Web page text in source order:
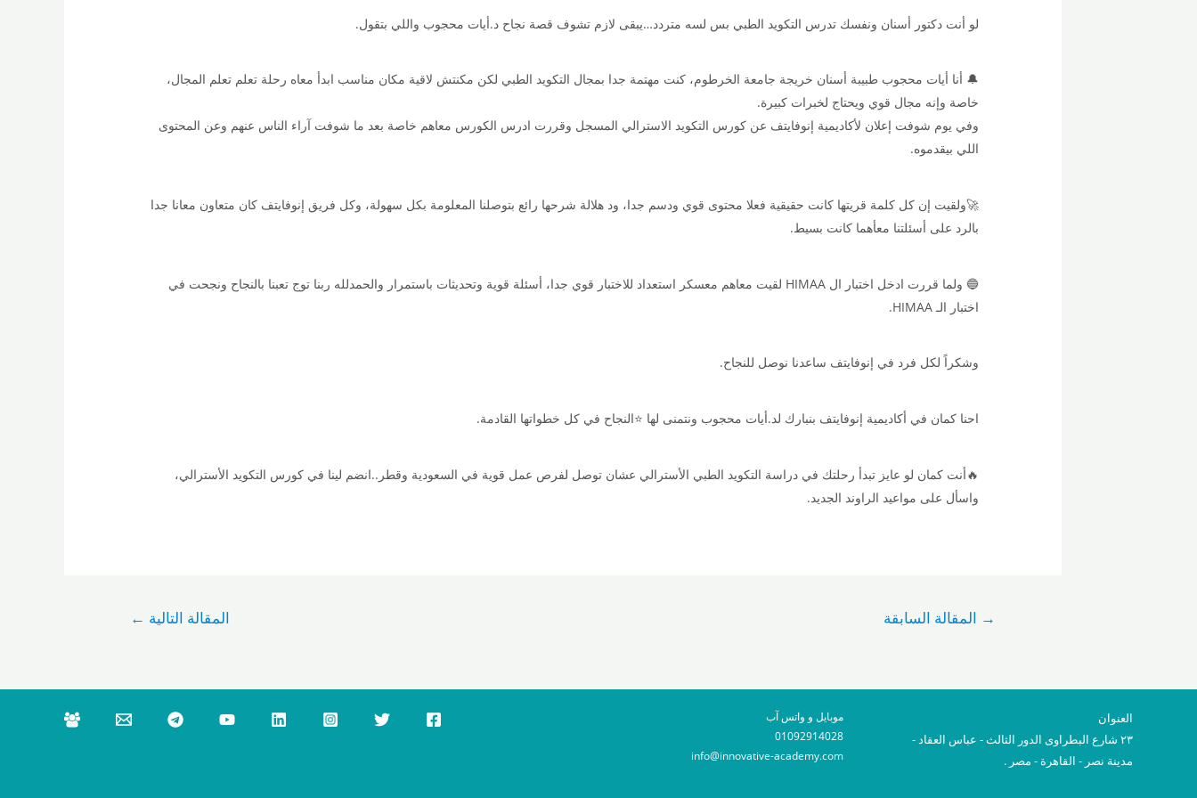
لو أنت دكتور أسنان ونفسك تدرس التكويد الطبي بس لسه متردد…يبقى لازم تشوف قصة نجاح د.أيات محجوب واللي بتقول.
🔔 أنا أيات محجوب طبيبة أسنان خريجة جامعة الخرطوم، كنت مهتمة جدا بمجال التكويد الطبي لكن مكنتش لاقية مكان مناسب ابدأ معاه رحلة تعلم تعلم المجال،
خاصة وإنه مجال قوي ويحتاج لخبرات كبيرة.
وفي يوم شوفت إعلان لأكاديمية إنوفايتف عن كورس التكويد الاسترالي المسجل وقررت ادرس الكورس معاهم خاصة بعد ما شوفت آراء الناس عنهم وعن المحتوى
اللي بيقدموه.
🚀ولقيت إن كل كلمة قريتها كانت حقيقية فعلا محتوى قوي ودسم جدا، ود هلالة شرحها رائع بتوصلنا المعلومة بكل سهولة، وكل فريق إنوفايتف كان متعاون معانا جدا
بالرد على أسئلتنا معأهما كانت بسيط.
🔵 ولما قررت ادخل اختبار ال HIMAA لقيت معاهم معسكر استعداد للاختبار قوي جدا، أسئلة قوية وتحديثات باستمرار والحمدلله ربنا توج تعبنا بالنجاح ونجحت في
اختبار الـ HIMAA.
وشكراً لكل فرد في إنوفايتف ساعدنا نوصل للنجاح.
احنا كمان في أكاديمية إنوفايتف بنبارك لد.أيات محجوب ونتمنى لها ⭐النجاح في كل خطواتها القادمة.
🔥أنت كمان لو عايز تبدأ رحلتك في دراسة التكويد الطبي الأسترالي عشان توصل لفرص عمل قوية في السعودية وقطر..انضم لينا في كورس التكويد الأسترالي،
واسأل على مواعيد الراوند الجديد.
→ المقالة السابقة المقالة التالية ←
العنوان
٢٣ شارع البطراوى الدور الثالث - عباس العقاد -
مدينة نصر - القاهرة - مصر .
موبايل و واتس آب
01092914028
info@innovative-academy.com